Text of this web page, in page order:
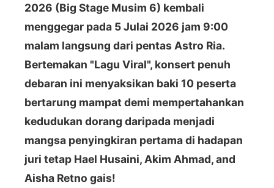
2026 (Big Stage Musim 6) kembali
menggegar pada 5 Julai 2026 jam 9:00
malam langsung dari pentas Astro Ria.
Bertemakan "Lagu Viral", konsert penuh
debaran ini menyaksikan baki 10 peserta
bertarung mampat demi mempertahankan
kedudukan dorang daripada menjadi
mangsa penyingkiran pertama di hadapan
juri tetap Hael Husaini, Akim Ahmad, and
Aisha Retno gais!